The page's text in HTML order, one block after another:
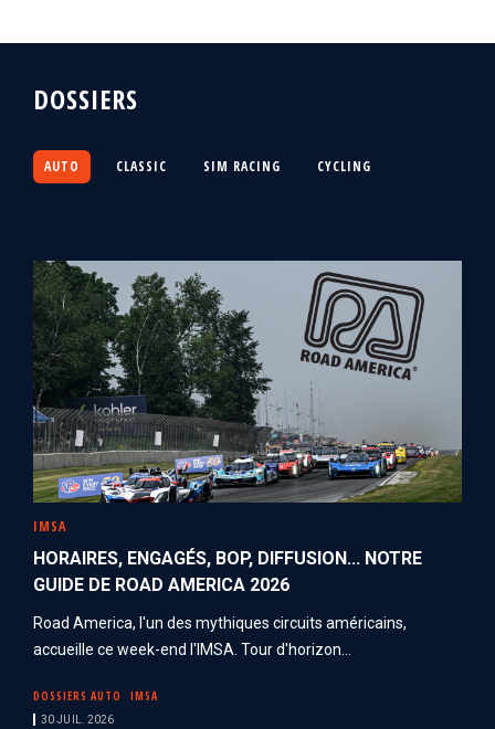
DOSSIERS
AUTO CLASSIC SIM RACING CYCLING
IMSA
HORAIRES, ENGAGÉS, BOP, DIFFUSION... NOTRE
GUIDE DE ROAD AMERICA 2026
Road America, l'un des mythiques circuits américains,
accueille ce week-end l'IMSA. Tour d'horizon...
DOSSIERS AUTO IMSA
30 JUIL. 2026